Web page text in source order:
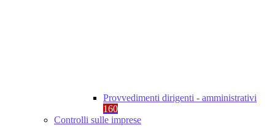
Provvedimenti dirigenti - amministrativi
160
Controlli sulle imprese